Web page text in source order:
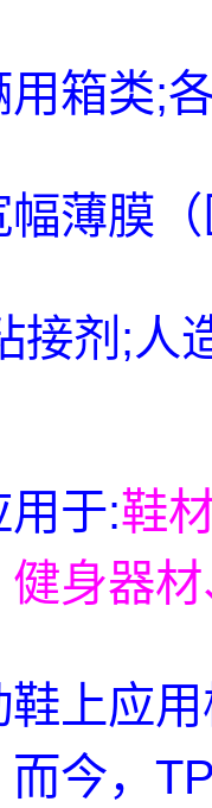
箱类;
幅薄膜
接剂;人
于:鞋
身器
上应
而今，